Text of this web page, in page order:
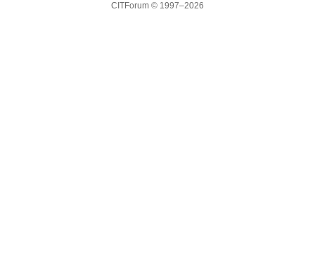
CITForum © 1997–2026